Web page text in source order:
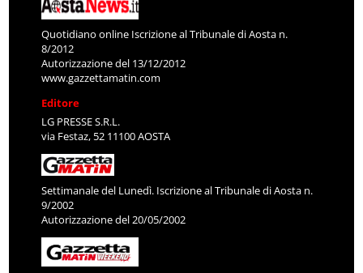
Quotidiano online Iscrizione al Tribunale di Aosta n.
8/2012
Autorizzazione del 13/12/2012
www.gazzettamatin.com
Editore
LG PRESSE S.R.L.
via Festaz, 52 11100 AOSTA
Settimanale del Lunedì. Iscrizione al Tribunale di Aosta n.
9/2002
Autorizzazione del 20/05/2002